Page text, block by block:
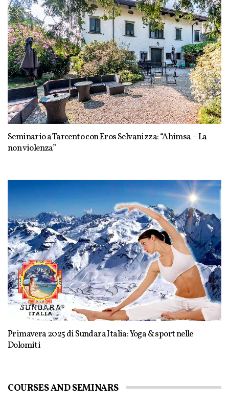
Seminario a Tarcento con Eros Selvanizza: “Ahimsa – La
non violenza”
Primavera 2025 di Sundara Italia: Yoga & sport nelle
Dolomiti
COURSES AND SEMINARS